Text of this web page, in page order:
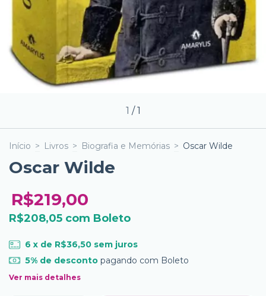
1 /1
Início > Livros > Biografia e Memórias > Oscar Wilde
Oscar Wilde
R$219,00
R$208,05 com Boleto
6 x de R$36,50 sem juros
5% de descontopagando com Boleto
Ver mais detalhes